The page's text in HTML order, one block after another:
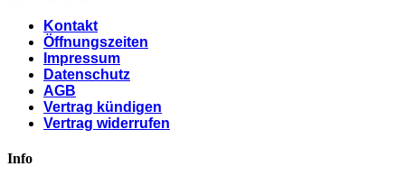
Kontakt
Öffnungszeiten
Impressum
Datenschutz
AGB
Vertrag kündigen
Vertrag widerrufen
Info